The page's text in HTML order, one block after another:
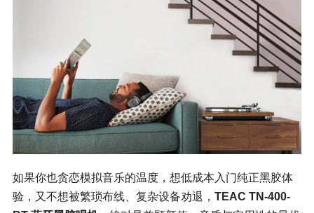
如果你也贪恋模拟音乐的温度，想低成本入门纯正黑胶体
验，又不想被繁琐布线、复杂设备劝退， TEAC TN-400-